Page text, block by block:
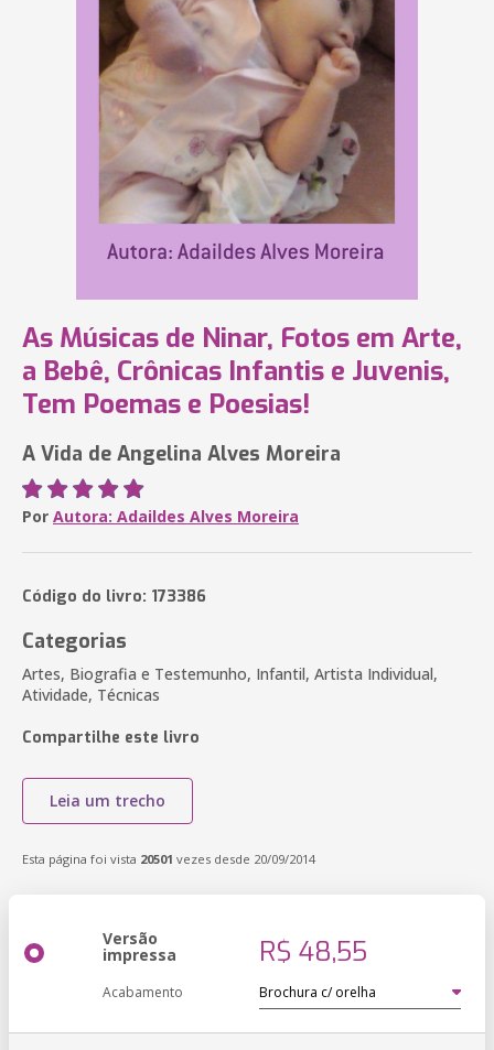
As Músicas de Ninar, Fotos em Arte,
a Bebê, Crônicas Infantis e Juvenis,
Tem Poemas e Poesias!
A Vida de Angelina Alves Moreira
Por Autora: Adaildes Alves Moreira
Código do livro: 173386
Categorias
Artes, Biografia e Testemunho, Infantil, Artista Individual,
Atividade, Técnicas
Compartilhe este livro
Leia um trecho
Esta página foi vista 20501 vezes desde 20/09/2014
Versão
impressa R$ 48,55
Acabamento